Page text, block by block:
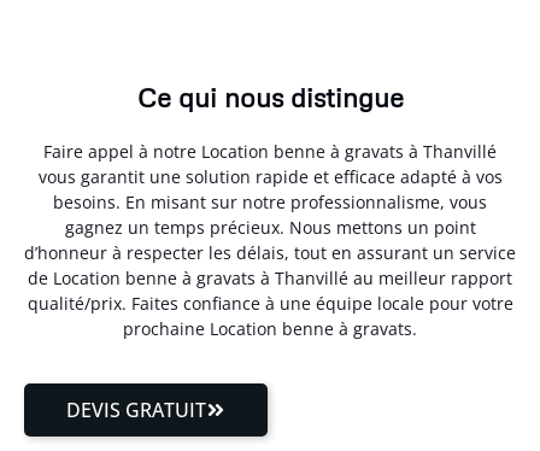
Ce qui nous distingue
Faire appel à notre Location benne à gravats à Thanvillé
vous garantit une solution rapide et efficace adapté à vos
besoins. En misant sur notre professionnalisme, vous
gagnez un temps précieux. Nous mettons un point
d’honneur à respecter les délais, tout en assurant un service
de Location benne à gravats à Thanvillé au meilleur rapport
qualité/prix. Faites confiance à une équipe locale pour votre
prochaine Location benne à gravats.
DEVIS GRATUIT